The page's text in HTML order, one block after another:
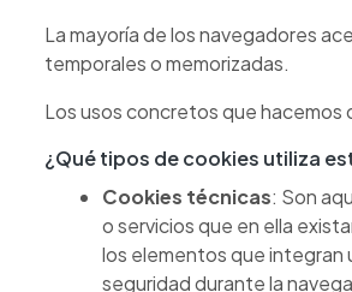
La mayoría de los navegadores
temporales o memorizadas.
Los usos concretos que
¿Qué tipos de cookies utiliza
Cookies técnicas: Son
o servicios que en ella
los elementos que integran
seguridad durante la